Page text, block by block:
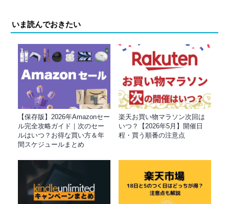
いま読んでおきたい
【保存版】2026年Amazonセー
ル完全攻略ガイド｜次のセー
ルはいつ？お得な買い方＆年
間スケジュールまとめ
楽天お買い物マラソン次回は
いつ？【2026年5月】開催日
程・買う順番の注意点